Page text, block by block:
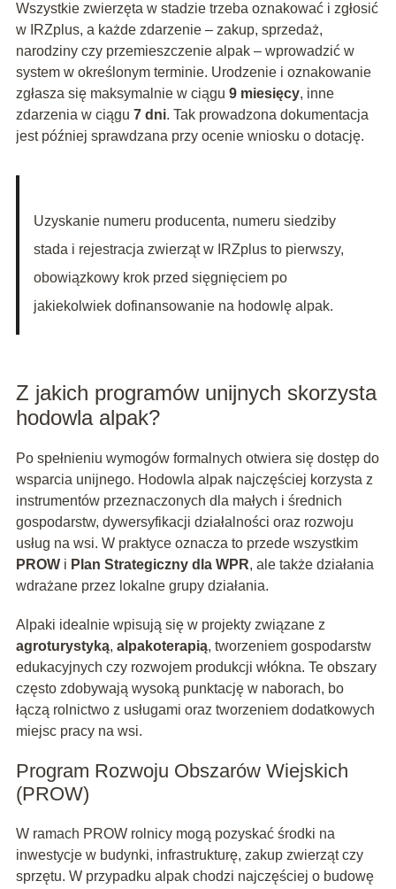
Wszystkie zwierzęta w stadzie trzeba oznakować i zgłosić
w IRZplus, a każde zdarzenie – zakup, sprzedaż,
narodziny czy przemieszczenie alpak – wprowadzić w
system w określonym terminie. Urodzenie i oznakowanie
zgłasza się maksymalnie w ciągu 9 miesięcy, inne
zdarzenia w ciągu 7 dni. Tak prowadzona dokumentacja
jest później sprawdzana przy ocenie wniosku o dotację.
Uzyskanie numeru producenta, numeru siedziby
stada i rejestracja zwierząt w IRZplus to pierwszy,
obowiązkowy krok przed sięgnięciem po
jakiekolwiek dofinansowanie na hodowlę alpak.
Z jakich programów unijnych skorzysta
hodowla alpak?
Po spełnieniu wymogów formalnych otwiera się dostęp do
wsparcia unijnego. Hodowla alpak najczęściej korzysta z
instrumentów przeznaczonych dla małych i średnich
gospodarstw, dywersyfikacji działalności oraz rozwoju
usług na wsi. W praktyce oznacza to przede wszystkim
PROWi Plan Strategiczny dla WPR, ale także działania
wdrażane przez lokalne grupy działania.
Alpaki idealnie wpisują się w projekty związane z
agroturystyką, alpakoterapią, tworzeniem gospodarstw
edukacyjnych czy rozwojem produkcji włókna. Te obszary
często zdobywają wysoką punktację w naborach, bo
łączą rolnictwo z usługami oraz tworzeniem dodatkowych
miejsc pracy na wsi.
Program Rozwoju Obszarów Wiejskich
(PROW)
W ramach PROW rolnicy mogą pozyskać środki na
inwestycje w budynki, infrastrukturę, zakup zwierząt czy
sprzętu. W przypadku alpak chodzi najczęściej o budowę